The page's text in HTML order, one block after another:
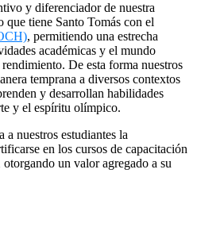
y diferenciador de nuestra
que tiene Santo Tomás con el
, permitiendo una estrecha
académicas y el mundo
De esta forma nuestros
temprana a diversos contextos
y desarrollan habilidades
y el espíritu olímpico.
a nuestros estudiantes la
en los cursos de capacitación
un valor agregado a su